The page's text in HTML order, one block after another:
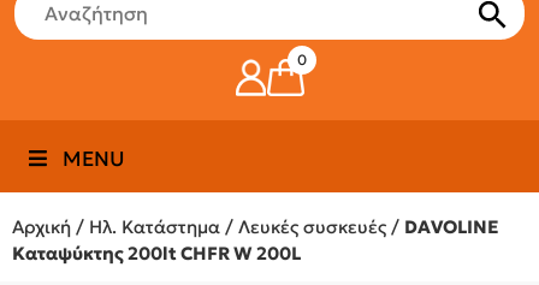
0
MENU
Αρχική / Ηλ. Κατάστημα / Λευκές συσκευές / DAVOLINE
Καταψύκτης 200lt CHFR W 200L